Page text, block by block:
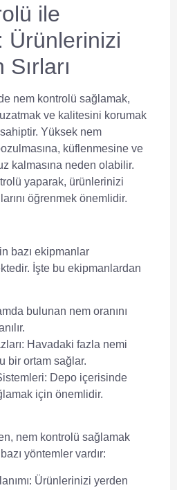
ile
Ürünlerinizi
nem kontrolü sağlamak,
ve kalitesini korumak
Yüksek nem
küflenmesine ve
kalmasına neden olabilir.
yaparak, ürünlerinizi
öğrenmek önemlidir.
bazı ekipmanlar
İşte bu ekipmanlardan
bulunan nem oranını
Havadaki fazla nemi
bir ortam sağlar.
Depo içerisinde
için önemlidir.
nem kontrolü sağlamak
yöntemler vardır:
Ürünlerinizi yerden